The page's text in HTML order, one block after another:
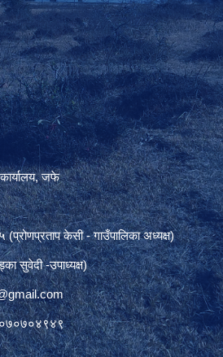
कार्यालय, जफे
केसी - गाउँपालिका अध्यक्ष)
सुवेदी -उपाध्यक्ष)